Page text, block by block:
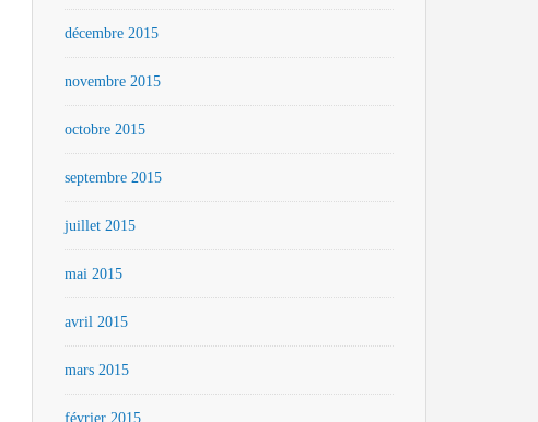
décembre 2015
novembre 2015
octobre 2015
septembre 2015
juillet 2015
mai 2015
avril 2015
mars 2015
février 2015